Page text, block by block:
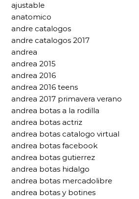
ajustable
anatomico
andre catalogos
andre catalogos 2017
andrea
andrea 2015
andrea 2016
andrea 2016 teens
andrea 2017 primavera verano
andrea botas a la rodilla
andrea botas actriz
andrea botas catalogo virtual
andrea botas facebook
andrea botas gutierrez
andrea botas hidalgo
andrea botas mercadolibre
andrea botas y botines